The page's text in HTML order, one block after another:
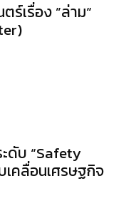
ร์เรื่อง ”ล่าม“
ดับ “Safety
คลื่อนเศรษฐกิจ